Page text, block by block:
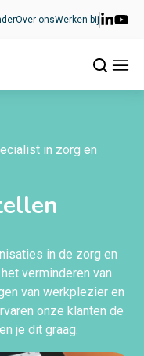
Over onsWerken bij
in zorg en
in de zorg en
verminderen van
van werkplezier en
onze klanten de
je dit graag.